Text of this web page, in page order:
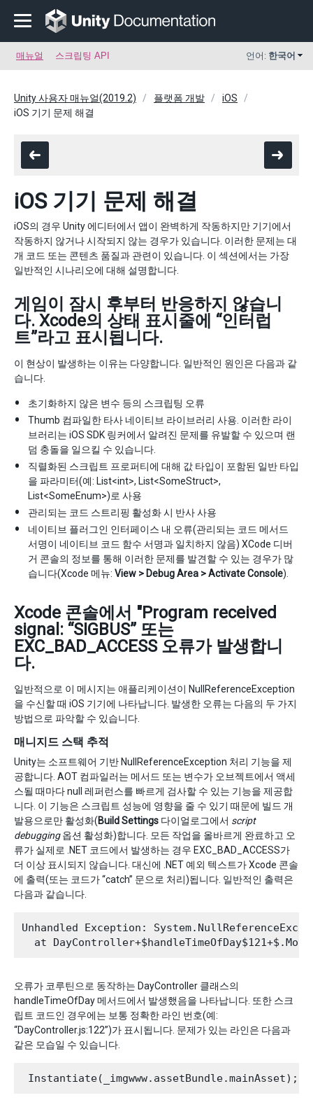
매뉴얼 스크립팅 API 언어: 한국어
Unity 사용자 매뉴얼(2019.2) 플랫폼 개발
iOS
iOS 기기 문제 해결
iOS 기기 문제 해결
iOS의 경우 Unity 에디터에서 앱이 완벽하게 작동하지만 기기에서
작동하지 않거나 시작되지 않는 경우가 있습니다. 이러한 문제는 대
개 코드 또는 콘텐츠 품질과 관련이 있습니다. 이 섹션에서는 가장
일반적인 시나리오에 대해 설명합니다.
게임이 잠시 후부터 반응하지 않습니
다. Xcode의 상태 표시줄에 “인터럽
트”라고 표시됩니다.
이 현상이 발생하는 이유는 다양합니다. 일반적인 원인은 다음과 같
습니다.
초기화하지 않은 변수 등의 스크립팅 오류
Thumb 컴파일한 타사 네이티브 라이브러리 사용. 이러한 라이
브러리는 iOS SDK 링커에서 알려진 문제를 유발할 수 있으며 랜
덤 충돌을 일으킬 수 있습니다.
직렬화된 스크립트 프로퍼티에 대해 값 타입이 포함된 일반 타입
을 파라미터(예: List<int>, List<SomeStruct>,
List<SomeEnum>)로 사용
관리되는 코드 스트리핑 활성화 시 반사 사용
네이티브 플러그인 인터페이스 내 오류(관리되는 코드 메서드
서명이 네이티브 코드 함수 서명과 일치하지 않음) XCode 디버
거 콘솔의 정보를 통해 이러한 문제를 발견할 수 있는 경우가 많
습니다(Xcode 메뉴: View > Debug Area > Activate Console).
Xcode 콘솔에서 "Program received
signal: “SIGBUS” 또는
EXC_BAD_ACCESS 오류가 발생합니
다.
일반적으로 이 메시지는 애플리케이션이 NullReferenceException
을 수신할 때 iOS 기기에 나타납니다. 발생한 오류는 다음의 두 가지
방법으로 파악할 수 있습니다.
매니지드 스택 추적
Unity는 소프트웨어 기반 NullReferenceException 처리 기능을 제
공합니다. AOT 컴파일러는 메서드 또는 변수가 오브젝트에서 액세
스될 때마다 null 레퍼런스를 빠르게 검사할 수 있는 기능을 제공합
니다. 이 기능은 스크립트 성능에 영향을 줄 수 있기 때문에 빌드 개
발용으로만 활성화(Build Settings 다이얼로그에서 script
debugging옵션 활성화)합니다. 모든 작업을 올바르게 완료하고 오
류가 실제로 .NET 코드에서 발생하는 경우 EXC_BAD_ACCESS가
더 이상 표시되지 않습니다. 대신에 .NET 예외 텍스트가 Xcode 콘솔
에 출력(또는 코드가 “catch” 문으로 처리)됩니다. 일반적인 출력은
다음과 같습니다.
Unhandled Exception:
오류가 코루틴으로 동작하는 DayController 클래스의
handleTimeOfDay 메서드에서 발생했음을 나타납니다. 또한 스크
립트 코드인 경우에는 보통 정확한 라인 번호(예:
“DayController.js:122”)가 표시됩니다. 문제가 있는 라인은 다음과
같은 모습일 수 있습니다.